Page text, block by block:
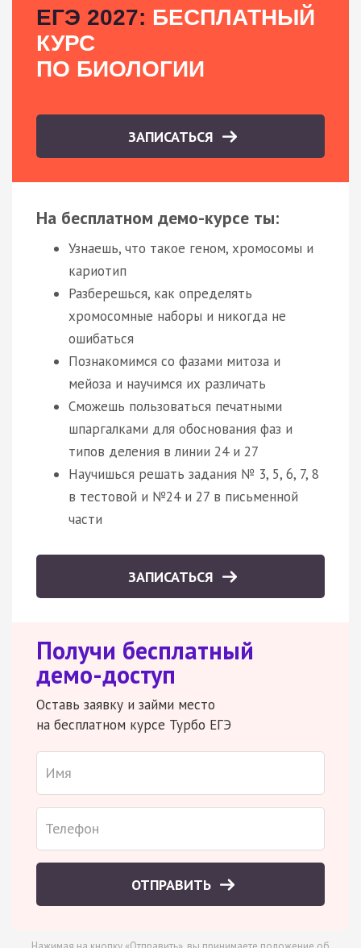
ЕГЭ 2027: БЕСПЛАТНЫЙ
КУРС
ПО БИОЛОГИИ
ЗАПИСАТЬСЯ
На бесплатном демо-курсе ты:
Узнаешь, что такое геном, хромосомы и
кариотип
Разберешься, как определять
хромосомные наборы и никогда не
ошибаться
Познакомимся со фазами митоза и
мейоза и научимся их различать
Сможешь пользоваться печатными
шпаргалками для обоснования фаз и
типов деления в линии 24 и 27
Научишься решать задания № 3, 5, 6, 7, 8
в тестовой и №24 и 27 в письменной
части
ЗАПИСАТЬСЯ
Получи бесплатный
демо-доступ
Оставь заявку и займи место
на бесплатном курсе Турбо ЕГЭ
ОТПРАВИТЬ